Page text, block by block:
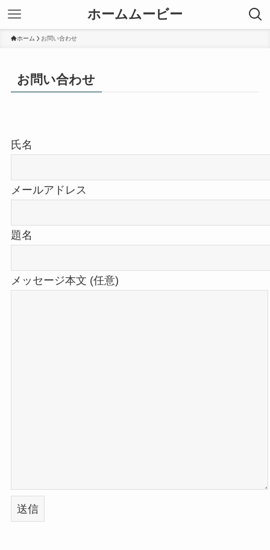
ホームムービー
ホーム お問い合わせ
お問い合わせ
氏名
メールアドレス
題名
メッセージ本文 (任意)